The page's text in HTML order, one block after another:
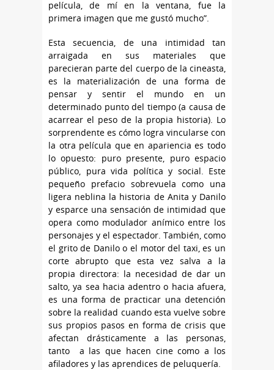
película, de mí en la ventana, fue la
primera imagen que me gustó mucho”.
Esta secuencia, de una intimidad tan
arraigada en sus materiales que
parecieran parte del cuerpo de la cineasta,
es la materialización de una forma de
pensar y sentir el mundo en un
determinado punto del tiempo (a causa de
acarrear el peso de la propia historia). Lo
sorprendente es cómo logra vincularse con
la otra película que en apariencia es todo
lo opuesto: puro presente, puro espacio
público, pura vida política y social. Este
pequeño prefacio sobrevuela como una
ligera neblina la historia de Anita y Danilo
y esparce una sensación de intimidad que
opera como modulador anímico entre los
personajes y el espectador. También, como
el grito de Danilo o el motor del taxi, es un
corte abrupto que esta vez salva a la
propia directora: la necesidad de dar un
salto, ya sea hacia adentro o hacia afuera,
es una forma de practicar una detención
sobre la realidad cuando esta vuelve sobre
sus propios pasos en forma de crisis que
afectan drásticamente a las personas,
tanto a las que hacen cine como a los
afiladores y las aprendices de peluquería.